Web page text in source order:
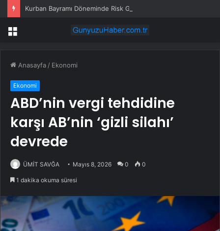
Kurban Bayramı Döneminde Risk Gruplarına Uyarılar
Menü
Anasayfa / Ekonomi
Ekonomi
ABD’nin vergi tehdidine
karşı AB’nin ‘gizli silahı’
devrede
ÜMİT SAVĞA Mayıs 8, 2026 0 0
1 dakika okuma süresi